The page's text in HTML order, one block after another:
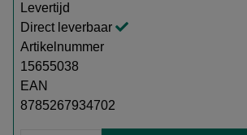
Levertijd
Direct leverbaar
Artikelnummer
15655038
EAN
8785267934702